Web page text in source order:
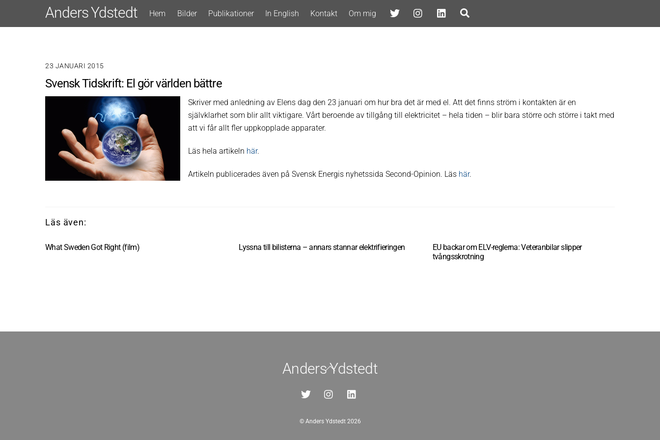
Anders Ydstedt Hem Bilder Publikationer In English Kontakt Om mig
23 JANUARI 2015
Svensk Tidskrift: El gör världen bättre
Skriver med anledning av Elens dag den 23 januari om hur bra det är med el. Att det finns ström i kontakten är en
självklarhet som blir allt viktigare. Vårt beroende av tillgång till elektricitet – hela tiden – blir bara större och större i takt med
att vi får allt fler uppkopplade apparater.
Läs hela artikeln här.
Artikeln publicerades även på Svensk Energis nyhetssida Second-Opinion. Läs här.
What Sweden Got Right (film) Lyssna till bilisterna – annars stannar elektrifieringen
EU backar om ELV-reglerna: Veteranbilar slipper
tvångsskrotning
Back
Top
Anders Ydstedt
© Anders Ydstedt2026